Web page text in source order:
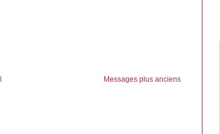
Messages plus anciens